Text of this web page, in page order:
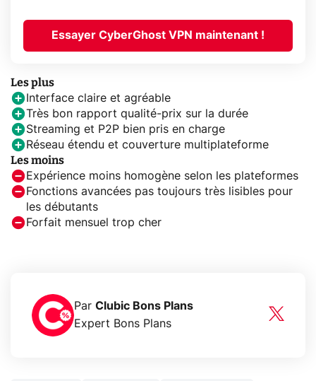
Essayer CyberGhost VPN maintenant !
Les plus
Interface claire et agréable
Très bon rapport qualité-prix sur la durée
Streaming et P2P bien pris en charge
Réseau étendu et couverture multiplateforme
Les moins
Expérience moins homogène selon les plateformes
Fonctions avancées pas toujours très lisibles pour
les débutants
Forfait mensuel trop cher
Par Clubic Bons Plans
Expert Bons Plans